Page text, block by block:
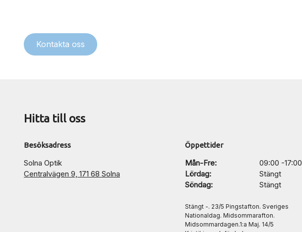
Kontakta oss
Hitta till oss
Besöksadress
Solna Optik
Centralvägen 9, 171 68 Solna
Öppettider
Mån-Fre:
09:00 -17:00
Lördag:
Stängt
Söndag:
Stängt
Stängt -. 23/5 Pingstafton. Sveriges
Nationaldag. Midsommarafton.
Midsommardagen.1:a Maj. 14/5